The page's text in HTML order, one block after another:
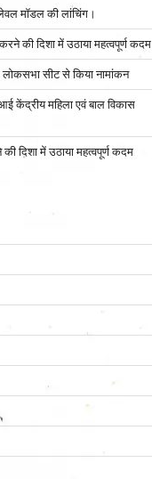
मॉडल की लांचिंग।
की दिशा में उठाया महत्वपूर्ण कदम
लोकसभा सीट से किया नामांकन
केंद्रीय महिला एवं बाल विकास
दिशा में उठाया महत्वपूर्ण कदम